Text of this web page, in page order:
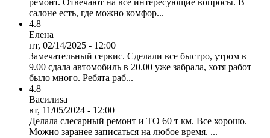
ремонт. Отвечают на все интересующие вопросы. В
салоне есть, где можно комфор...
4.8
Елена
пт, 02/14/2025 - 12:00
Замечательный сервис. Сделали все быстро, утром в
9.00 сдала автомобиль в 20.00 уже забрала, хотя работ
было много. Ребята раб...
4.8
Василиsa
вт, 11/05/2024 - 12:00
Делала слесарный ремонт и ТО 60 т км. Все хорошо.
Можно заранее записаться на любое время. ...